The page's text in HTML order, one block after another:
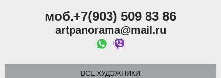
моб.+7(903) 509 83 86
artpanorama@mail.ru
ВСЕ ХУДОЖНИКИ